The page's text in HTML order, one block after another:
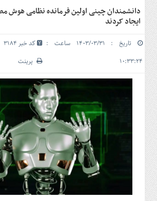
سرویس
ها
خانه
سرمایه
و
بورس
و
شهری
گاز
و
پتروشیمی
و
خودرو
دانشمندان چینی اولین فرمانده نظامی هوش
ایجاد کردند
تاریخ : ۱۴۰۳/۰۳/۳۱ ساعت :
۱۰:۳۳:۲۴
کد خبر 3184
پرینت